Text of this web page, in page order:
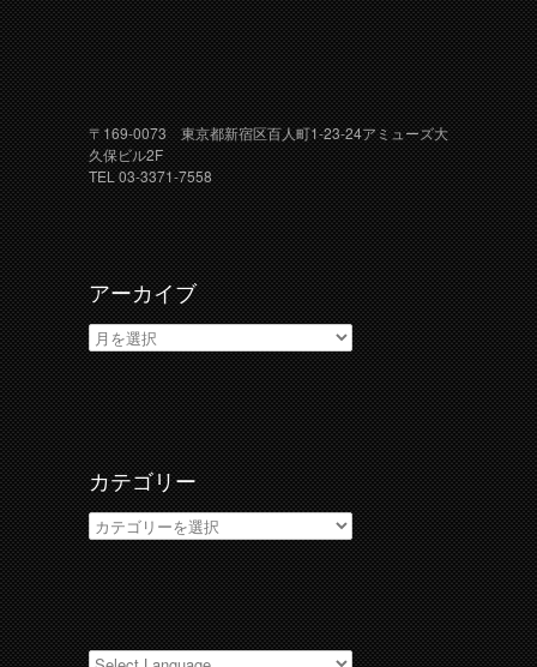
〒169-0073 東京都新宿区百人町1-23-24アミューズ大
久保ビル2F
TEL 03-3371-7558
アーカイブ
ア
ー
カ
イ
ブ
カテゴリー
カ
テ
ゴ
リ
ー